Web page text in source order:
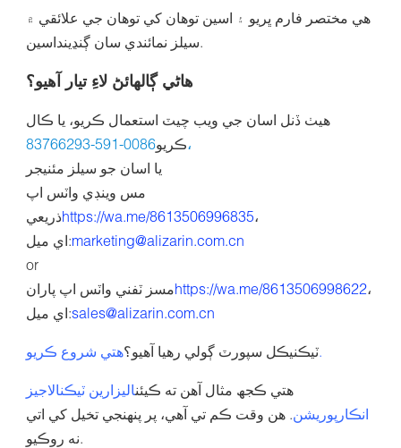
هي مختصر فارم ڀريو ۽ اسين توهان کي توهان جي علائقي ۾
سيلز نمائندي سان ڳنڍينداسين.
هاڻي ڳالهائڻ لاءِ تيار آهيو؟
هيٺ ڏنل اسان جي ويب چيٽ استعمال ڪريو، يا ڪال
ڪريو0086-591-83766293،
يا اسان جو سيلز مئنيجر
مس وينڊي واٽس اپ
ذريعيhttps://wa.me/8613506996835،
اي ميل:marketing@alizarin.com.cn
or
مسز ٽفني واٽس اپ پارانhttps://wa.me/8613506998622،
اي ميل:sales@alizarin.com.cn
ٽيڪنيڪل سپورٽ ڳولي رهيا آهيو؟هتي شروع ڪريو .
هتي ڪجھ مثال آهن ته ڪيئناليزارين ٽيڪنالاجيز
انڪارپوريشن. هن وقت ڪم تي آهي، پر پنهنجي تخيل کي اتي
نه روڪيو.